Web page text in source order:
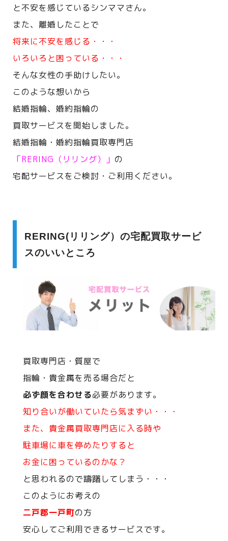
と不安を感じているシンママさん。
また、離婚したことで
将来に不安を感じる・・・
いろいろと困っている・・・
そんな女性の手助けしたい。
このような想いから
結婚指輪、婚約指輪の
買取サービスを開始しました。
結婚指輪・婚約指輪買取専門店
「RERING（リリング）」 の
宅配サービスをご検討・ご利用ください。
RERING(リリング）の宅配買取サービ
スのいいところ
買取専門店・質屋で
指輪・貴金属を売る場合だと
必ず顔を合わせる必要があります。
知り合いが働いていたら気まずい・・・
また、貴金属買取専門店に入る時や
駐車場に車を停めたりすると
お金に困っているのかな？
と思われるので躊躇してしまう・・・
このようにお考えの
二戸郡一戸町の方
安心してご利用できるサービスです。